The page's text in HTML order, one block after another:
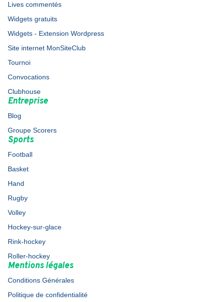
Lives commentés
Widgets gratuits
Widgets - Extension Wordpress
Site internet MonSiteClub
Tournoi
Convocations
Clubhouse
Entreprise
Blog
Groupe Scorers
Sports
Football
Basket
Hand
Rugby
Volley
Hockey-sur-glace
Rink-hockey
Roller-hockey
Mentions légales
Conditions Générales
Politique de confidentialité